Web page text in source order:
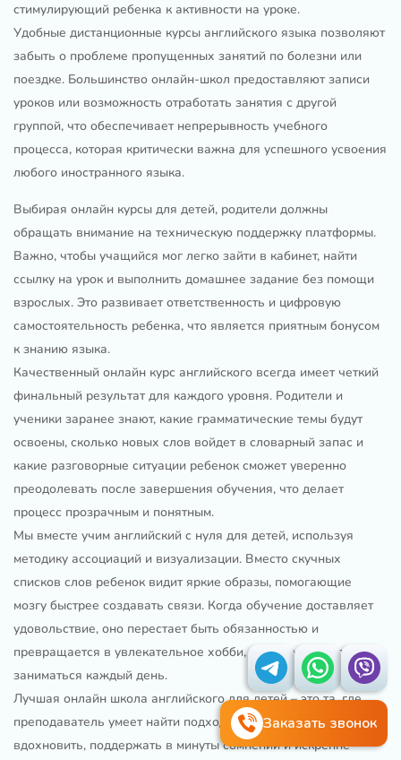
стимулирующий ребенка к активности на уроке.
Удобные дистанционные курсы английского языка позволяют
забыть о проблеме пропущенных занятий по болезни или
поездке. Большинство онлайн-школ предоставляют записи
уроков или возможность отработать занятия с другой
группой, что обеспечивает непрерывность учебного
процесса, которая критически важна для успешного усвоения
любого иностранного языка.
Выбирая онлайн курсы для детей, родители должны
обращать внимание на техническую поддержку платформы.
Важно, чтобы учащийся мог легко зайти в кабинет, найти
ссылку на урок и выполнить домашнее задание без помощи
взрослых. Это развивает ответственность и цифровую
самостоятельность ребенка, что является приятным бонусом
к знанию языка.
Качественный онлайн курс английского всегда имеет четкий
финальный результат для каждого уровня. Родители и
ученики заранее знают, какие грамматические темы будут
освоены, сколько новых слов войдет в словарный запас и
какие разговорные ситуации ребенок сможет уверенно
преодолевать после завершения обучения, что делает
процесс прозрачным и понятным.
Мы вместе учим английский с нуля для детей, используя
методику ассоциаций и визуализации. Вместо скучных
списков слов ребенок видит яркие образы, помогающие
мозгу быстрее создавать связи. Когда обучение доставляет
удовольствие, оно перестает быть обязанностью и
превращается в увлекательное хобби, которым хочется
заниматься каждый день.
Лучшая онлайн школа английского для детей – это та, где
преподаватель умеет найти подход к каждому сердцу. Умение
вдохновить, поддержать в минуты сомнений и искренне
Заказать звонок